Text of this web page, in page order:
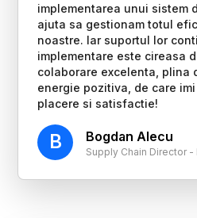
implementarea unui sistem
ajuta sa gestionam totul
noastre. Iar suportul lor
implementare este cireasa
colaborare excelenta, plina
energie pozitiva, de care
placere si satisfactie!
B Bogdan Alecu
Supply Chain Director -